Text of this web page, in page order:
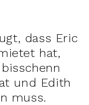
dass Eric
hat,
und Edith
muss.